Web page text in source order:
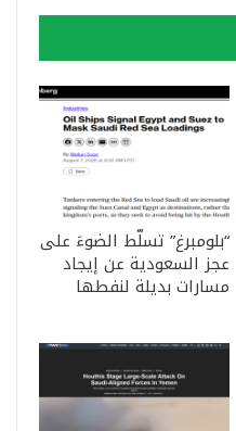
“بلومبرغ” تسلّط الضوءَ على
عجز السعودية عن إيجاد
مسارات بديلة لنفطها